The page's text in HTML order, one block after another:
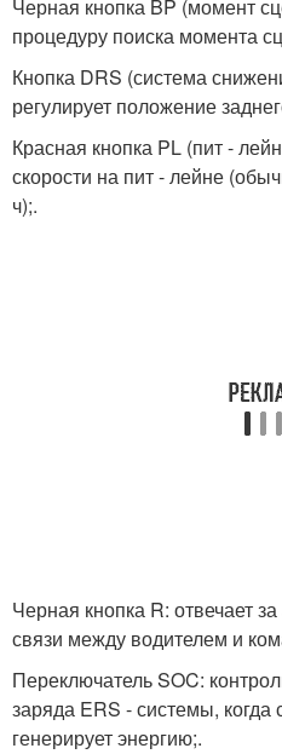
Черная кнопка BP (момент
процедуру поиска момента
Кнопка DRS (система
регулирует положение
Красная кнопка PL (пит -
скорости на пит - лейне
ч);.
Черная кнопка R: отвечает
связи между водителем и
Переключатель SOC:
заряда ERS - системы, когда
генерирует энергию;.